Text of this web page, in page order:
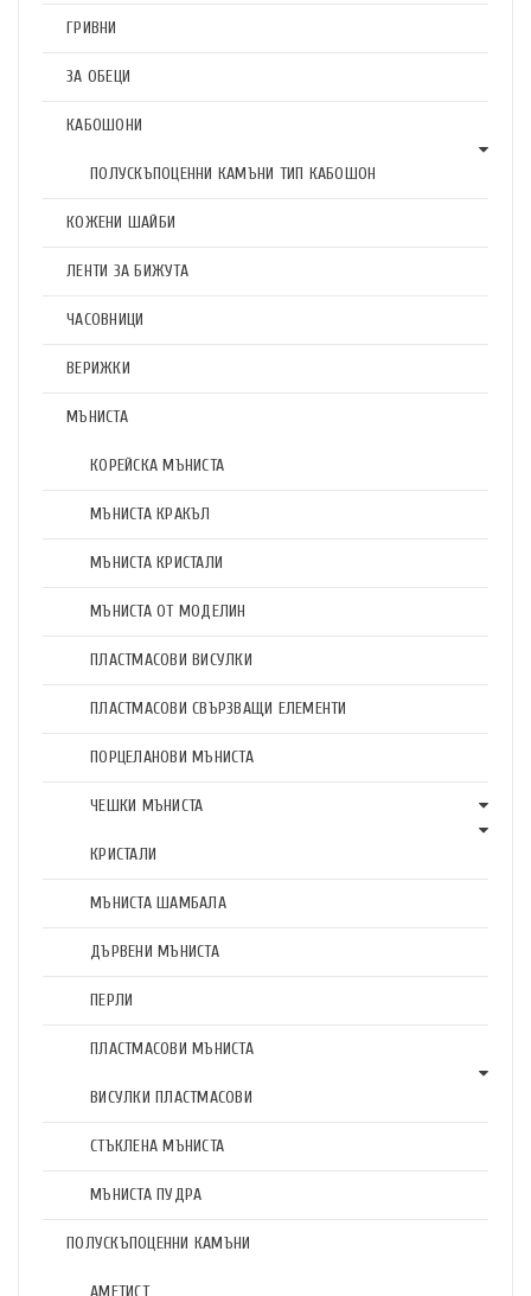
ГРИВНИ
ЗА ОБЕЦИ
КАБОШОНИ
ПОЛУСКЪПОЦЕННИ КАМЪНИ ТИП КАБОШОН
КОЖЕНИ ШАЙБИ
ЛЕНТИ ЗА БИЖУТА
ЧАСОВНИЦИ
ВЕРИЖКИ
МЪНИСТА
КОРЕЙСКА МЪНИСТА
МЪНИСТА КРАКЪЛ
МЪНИСТА КРИСТАЛИ
МЪНИСТА ОТ МОДЕЛИН
ПЛАСТМАСОВИ ВИСУЛКИ
ПЛАСТМАСОВИ СВЪРЗВАЩИ ЕЛЕМЕНТИ
ПОРЦЕЛАНОВИ МЪНИСТА
ЧЕШКИ МЪНИСТА
КРИСТАЛИ
МЪНИСТА ШАМБАЛА
ДЪРВЕНИ МЪНИСТА
ПЕРЛИ
ПЛАСТМАСОВИ МЪНИСТА
ВИСУЛКИ ПЛАСТМАСОВИ
СТЪКЛЕНА МЪНИСТА
МЪНИСТА ПУДРА
ПОЛУСКЪПОЦЕННИ КАМЪНИ
АМЕТИСТ